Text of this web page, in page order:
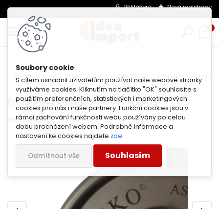
S cílem usnadnit uživatelům používat naše webové stránky
využíváme cookies. Kliknutím na tlačítko "OK" souhlasíte s
použitím preferenčních, statistických i marketingových
cookies pro nás i naše partnery. Funkční cookies jsou v
rámci zachování funkčnosti webu používány po celou
dobu procházení webem. Podrobné informace a
nastavení ke cookies najdete zde.
Odmítnout vše Souhlasím
Přihlášení Nová registrace
0
Úvod NÁSTROJE DO ÚHLOVÉ BRUSKY na plast
frézovací kotouč-PROFI 4 zubý
INDUSTRIAL